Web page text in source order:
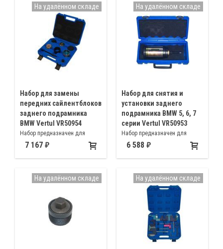
Набор для замены
передних сайлентблоков
заднего подрамника
BMW Vertul VR50954
Набор предназначен для
снятия и установки передних
автомобилей BMW 5, 6, 7, серии
F01 F02 F04 F06 F07 F10 F11
7 167
На удалённом складе
Набор для снятия и
установки заднего
подрамника BMW 5, 6, 7
серии Vertul VR50953
Набор предназначен для
монтажа и демонтажа
5, 6, 7 серии
6 588
На удалённом складе
На удалённом складе На удалённом складе